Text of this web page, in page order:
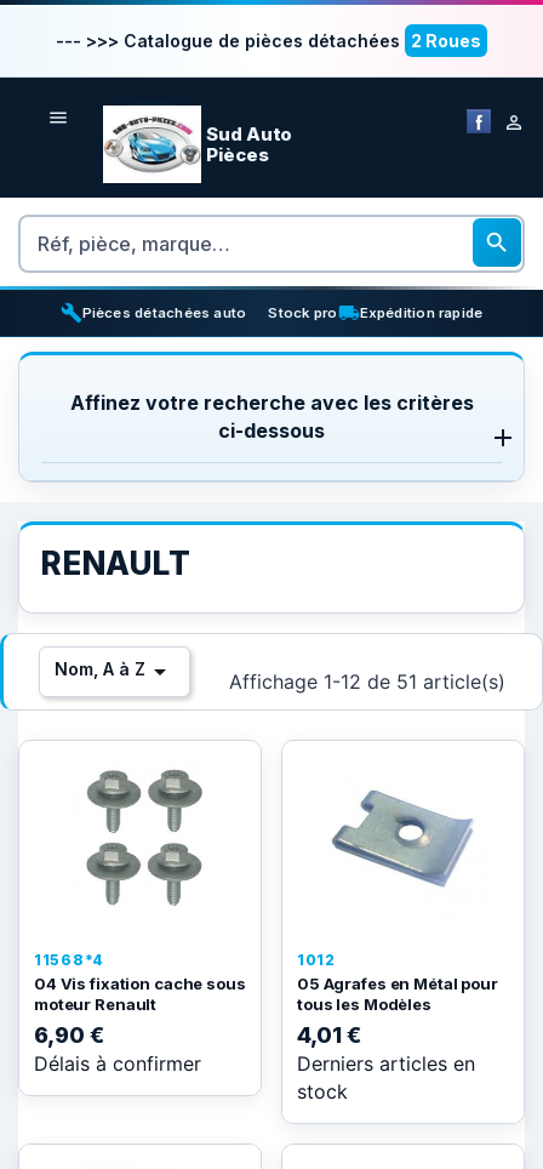
--- >>> Catalogue de pièces détachées 2 Roues
 
Sud Auto
Pièces
Rechercher

buildPièces détachées auto inventory_2
Stock prolocal_shippingExpédition rapide
Affinez votre recherche avec les critères
ci-dessous
RENAULT
Nom, A à Z  Affichage 1-12 de 51 article(s)
11568*4
04 Vis fixation cache sous
moteur Renault
6,90 €
Délais à confirmer
1012
05 Agrafes en Métal pour
tous les Modèles
4,01 €
Derniers articles en
stock